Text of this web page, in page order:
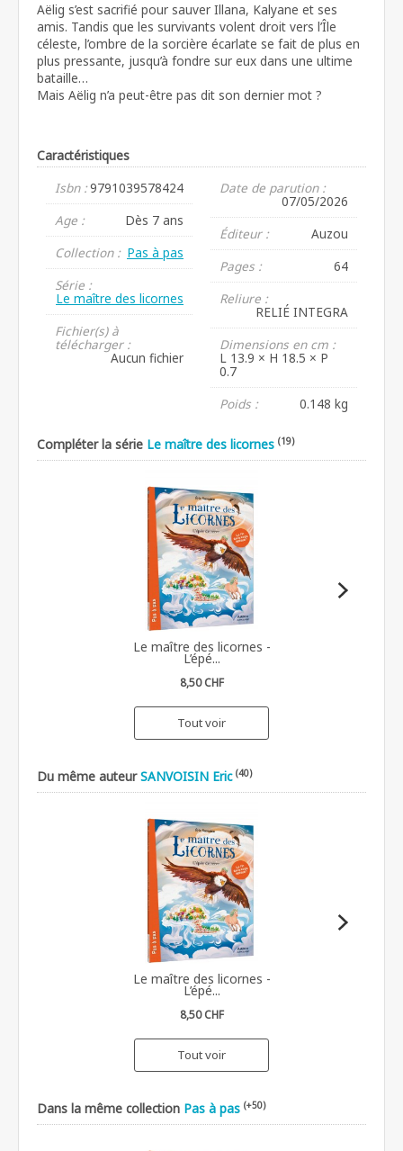
Aëlig s’est sacrifié pour sauver Illana, Kalyane et ses
amis. Tandis que les survivants volent droit vers l’Île
céleste, l’ombre de la sorcière écarlate se fait de plus en
plus pressante, jusqu’à fondre sur eux dans une ultime
bataille…
Mais Aëlig n’a peut-être pas dit son dernier mot ?
Caractéristiques
Isbn :9791039578424
Age :
Dès 7 ans
Collection : Pas à pas
Série :
Le maître des licornes
Fichier(s) à
télécharger :
Aucun fichier
Date de parution :
07/05/2026
Éditeur :
Auzou
Pages :
64
Reliure :
RELIÉ INTEGRA
Dimensions en cm :
L 13.9 × H 18.5 × P
0.7
Poids :
0.148 kg
Compléter la série Le maître des licornes (19)
Le maître des licornes -
L’épé...
8,50 CHF
Tout voir
Du même auteurSANVOISIN Eric (40)
Le maître des licornes -
L’épé...
8,50 CHF
Tout voir
Dans la même collection Pas à pas (+50)